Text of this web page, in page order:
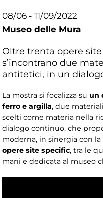
08/06 - 11/09/2022
Museo delle Mura
Oltre trenta opere
s’incontrano due
antitetici, in un
La mostra si focalizza su un
ferro e argilla, due
scelti come materia nella
dialogo continuo, che
moderna, in sinergia con la
opere site specific, tra le
mani e dedicata al museo